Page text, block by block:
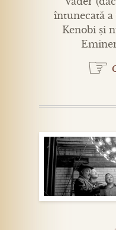
întunecată
Kenobi și
☞